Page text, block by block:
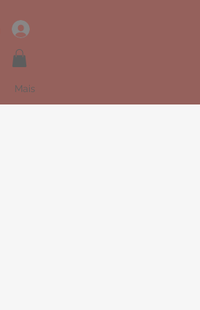
Mais